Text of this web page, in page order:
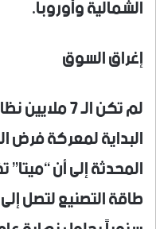
الشمالية وأوروبا.
إغراق السوق
لم تكن الـ 7
البداية لمعركة فرض
المحدثة إلى أن